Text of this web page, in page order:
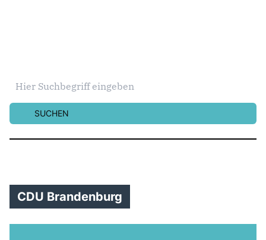
SUCHEN
CDU Brandenburg